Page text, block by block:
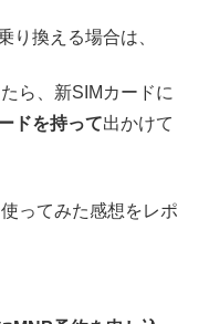
り換える場合は、
ら、新SIMカードに
ドを持って出かけて
ってみた感想をレポ